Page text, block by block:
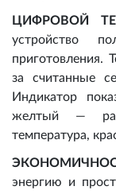
ЦИФРОВОЙ
устройство
приготовления.
за считанные
Индикатор
желтый —
температура,
энергию и